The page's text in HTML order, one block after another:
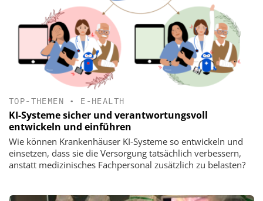
TOP-THEMEN • E-HEALTH
KI-Systeme sicher und verantwortungsvoll
entwickeln und einführen
Wie können Krankenhäuser KI-Systeme so entwickeln und
einsetzen, dass sie die Versorgung tatsächlich verbessern,
anstatt medizinisches Fachpersonal zusätzlich zu belasten?